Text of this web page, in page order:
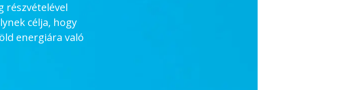
részvételével
célja, hogy
energiára való